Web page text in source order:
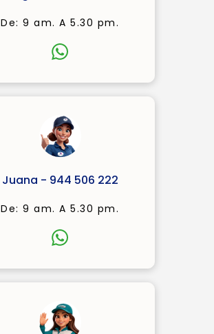
De: 9 am. A 5.30 pm.
Juana - 944 506 222
De: 9 am. A 5.30 pm.